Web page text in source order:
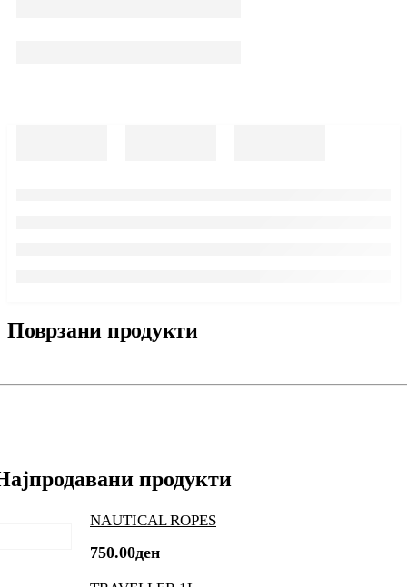
Поврзани продукти
продукти
NAUTICAL ROPES
750.00ден